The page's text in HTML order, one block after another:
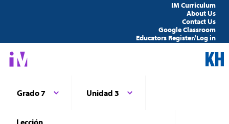
IM Curriculum
About Us
Contact Us
Google Classroom
Educators Register/Log in
Grado 7 Unidad 3
Lección